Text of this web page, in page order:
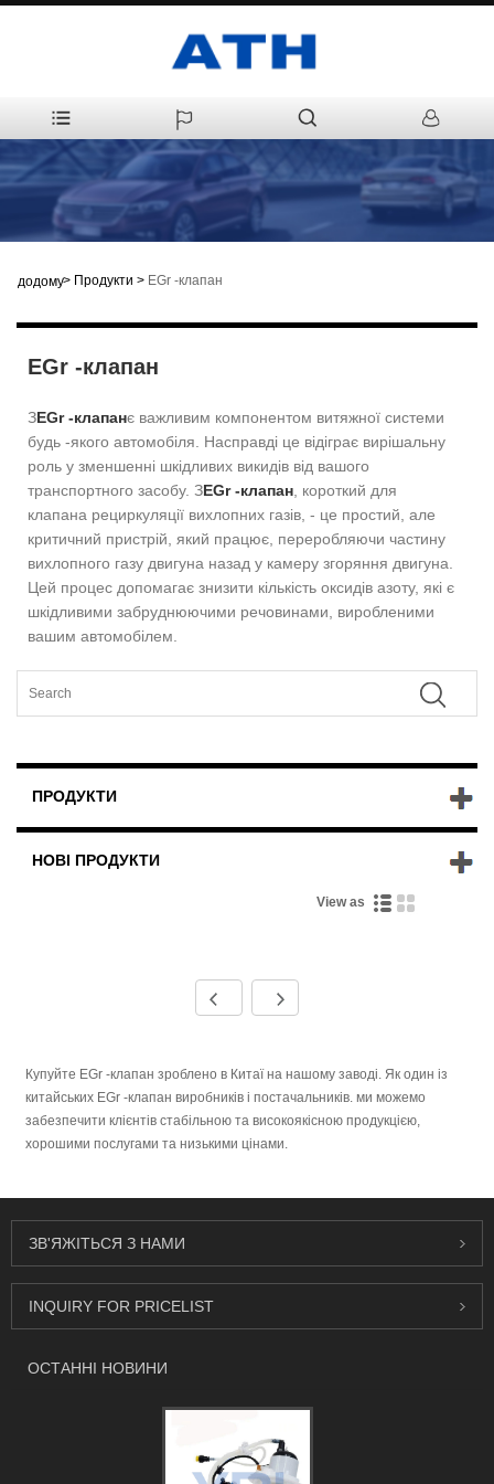
додому> Продукти > EGr -клапан
EGr -клапан
ЗEGr -клапанє важливим компонентом витяжної системи
будь -якого автомобіля. Насправді це відіграє вирішальну
роль у зменшенні шкідливих викидів від вашого
транспортного засобу. ЗEGr -клапан, короткий для
клапана рециркуляції вихлопних газів, - це простий, але
критичний пристрій, який працює, переробляючи частину
вихлопного газу двигуна назад у камеру згоряння двигуна.
Цей процес допомагає знизити кількість оксидів азоту, які є
шкідливими забруднюючими речовинами, виробленими
вашим автомобілем.
ПРОДУКТИ
НОВІ ПРОДУКТИ
View as
Купуйте EGr -клапан зроблено в Китаї на нашому заводі. Як один із
китайських EGr -клапан виробників і постачальників. ми можемо
забезпечити клієнтів стабільною та високоякісною продукцією,
хорошими послугами та низькими цінами.
ЗВ'ЯЖІТЬСЯ З НАМИ
INQUIRY FOR PRICELIST
ОСТАННІ НОВИНИ